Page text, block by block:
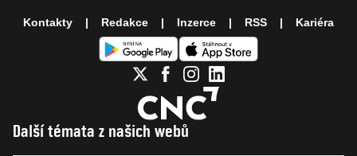
Další témata z našich webů
Kontakty Redakce Inzerce RSS Kariéra